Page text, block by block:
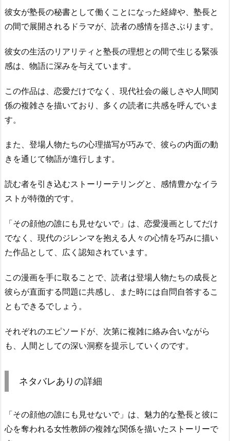
彼女が塾長の秘書として働くことになった経緯や、塾長と
の間で展開されるドラマが、読者の感情を揺さぶります。
彼女の生活のリアリティと塾長の理想との間で生じる緊張
感は、物語に深みを与えています。
この作品は、恋愛だけでなく、現代社会の厳しさや人間関
係の複雑さを描いており、多くの読者に共感を呼んでいま
す。
また、登場人物たちの心理描写が巧みで、彼らの内面の動
きを通じて物語が進行します。
読む者を引き込むストーリーテリングと、感情豊かなイラ
ストが特徴的です。
「その顔他の誰にも見せないで」は、恋愛漫画としてだけ
でなく、現代のジレンマを抱える人々の心情を巧みに描い
た作品として、広く認知されています。
この漫画を手に取ることで、読者は登場人物たちの成長と
彼らが直面する問題に共感し、また時には自問自答するこ
ともできるでしょう。
それぞれのエピソードが、次第に複雑に絡み合いながら
も、人間としての深い洞察を提示していくのです。
ネタバレありの詳細
「その顔他の誰にも見せないで」は、魅力的な塾長と彼に
心を奪われる女性教師の複雑な関係を描いたストーリーで